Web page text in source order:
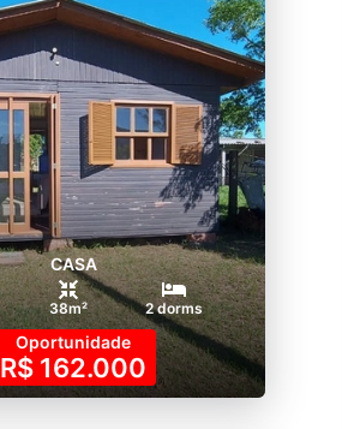
CASA
38m² 2 dorms
Oportunidade
R$ 162.000